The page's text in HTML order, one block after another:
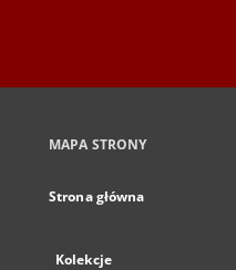
MAPA STRONY
Strona główna
Kolekcje